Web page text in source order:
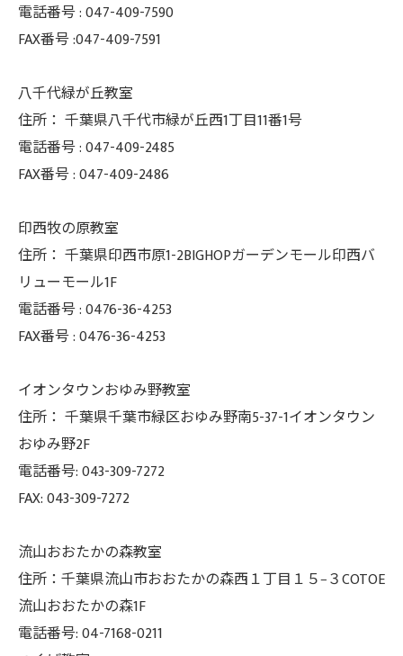
電話番号 :047-409-7590
FAX番号 :047-409-7591
八千代緑が丘教室
住所： 千葉県八千代市緑が丘西1丁目11番1号
電話番号 :047-409-2485
FAX番号 :047-409-2486
印西牧の原教室
住所： 千葉県印西市原1-2BIGHOPガーデンモール印西バ
リューモール1F
電話番号 :0476-36-4253
FAX番号 :0476-36-4253
イオンタウンおゆみ野教室
住所： 千葉県千葉市緑区おゆみ野南5-37-1イオンタウン
おゆみ野2F
電話番号: 043-309-7272
FAX: 043-309-7272
流山おおたかの森教室
住所：千葉県流山市おおたかの森西１丁目１５−３COTOE
流山おおたかの森1F
電話番号: 04-7168-0211